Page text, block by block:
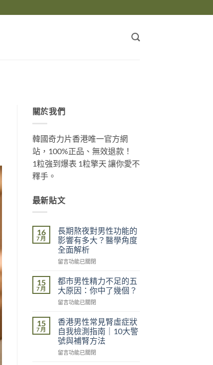
關於我們
韓國奇力片香港唯一官方網
站，100%正品、無效退款！
1粒強到爆表 1粒擎天 讓你愛不
釋手。
最新貼文
16
7 月
長期熬夜對男性功能的
影響有多大？醫學角度
全面解析
在
期
熬
夜
對
性
功
能
的
影
留言功能已關閉
15
7 月
都市男性精力不足的五
大原因：你中了幾個？
在
市
男
性
精
力
留言功能已關閉
15
7 月
香港男性常見腎虛症狀
自我檢測指南｜10大警
號與補腎方法
在
留言功能已關閉